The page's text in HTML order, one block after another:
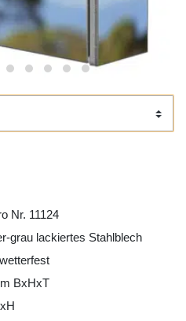
Nr. 11124
grau lackiertes Stahlblech
BxHxT